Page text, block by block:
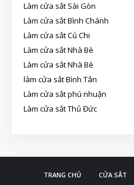
Làm cửa sắt Sài Gòn
Làm cửa sắt Bình Chánh
Làm cửa sắt Củ Chi
Làm cửa sắt Nhà Bè
Làm cửa sắt Nhà Bè
làm cửa sắt Bình Tân
Làm cửa sắt phú nhuận
Làm cửa sắt Thủ Đức
TRANG CHỦ CỬA SẮT